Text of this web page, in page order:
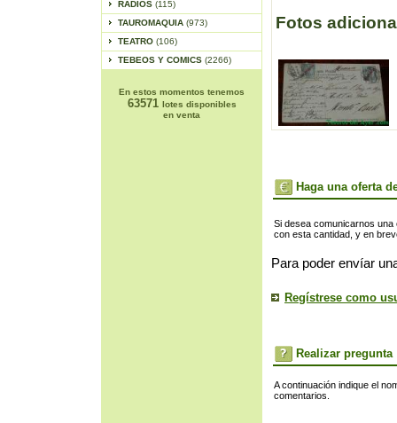
RADIOS (115)
TAUROMAQUIA (973)
TEATRO (106)
TEBEOS Y COMICS (2266)
En estos momentos tenemos
63571 lotes disponibles
en venta
Fotos
Haga una oferta
Si desea comunicarnos
con esta cantidad, y en
Para poder envíar
Regístrese como
Realizar pregunta
A continuación indique el
comentarios.